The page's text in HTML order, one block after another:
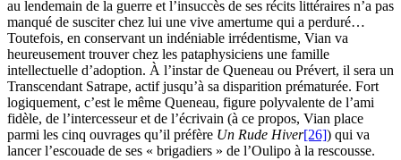
au lendemain de la guerre et l’insuccès de ses récits littéraires n’a pas
manqué de susciter chez lui une vive amertume qui a perduré…
Toutefois, en conservant un indéniable irrédentisme, Vian va
heureusement trouver chez les pataphysiciens une famille
intellectuelle d’adoption. À l’instar de Queneau ou Prévert, il sera un
Transcendant Satrape, actif jusqu’à sa disparition prématurée. Fort
logiquement, c’est le même Queneau, figure polyvalente de l’ami
fidèle, de l’intercesseur et de l’écrivain (à ce propos, Vian place
parmi les cinq ouvrages qu’il préfère Un Rude Hiver[26]) qui va
lancer l’escouade de ses « brigadiers » de l’Oulipo à la rescousse.